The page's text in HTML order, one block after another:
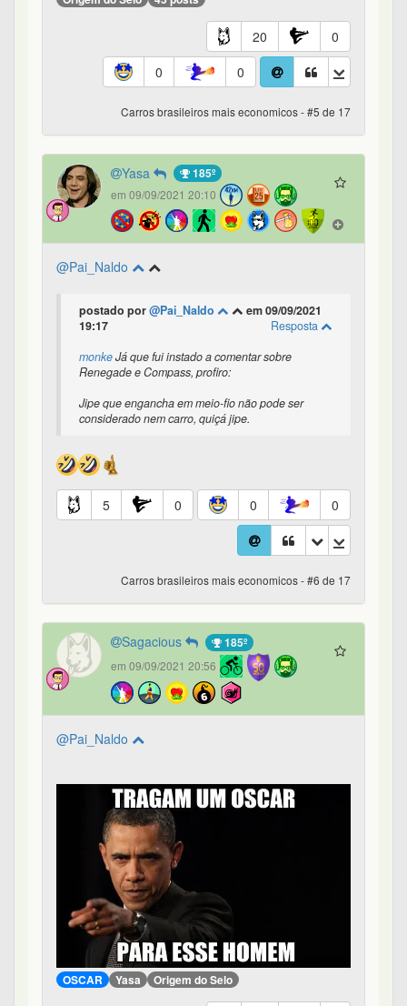
20
0
0
0
Carros brasileiros mais economicos - #5 de 17
Yasa 185º
em 09/09/2021 20:10
@Pai_Naldo
postado por@Pai_Naldo
em 09/09/2021
19:17
Resposta
monkeJá que fui instado a comentar sobre
Renegade e Compass, profiro:
Jipe que engancha em meio-fio não pode ser
considerado nem carro, quiçá jipe.
5 0 0 0
Carros brasileiros mais economicos - #6 de 17
Sagacious 185º
em 09/09/2021 20:56
@Pai_Naldo
OSCAR Yasa Origem do Selo